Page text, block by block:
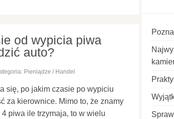
od wypicia piwa
auto?
Pieniądze / Handel
się, po jakim czasie po wypiciu
za kierownice. Mimo to, że znamy
piwa ile trzymaja, to w wielu